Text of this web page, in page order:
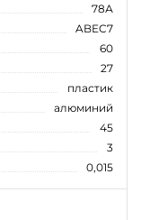
78А
ABEC7
60
27
пластик
алюминий
45
3
0,015